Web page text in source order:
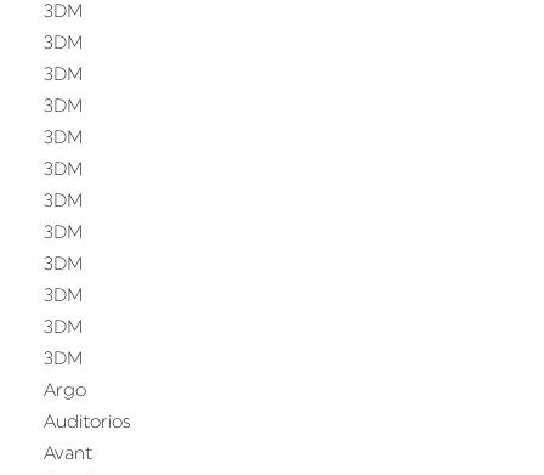
3DM
3DM
3DM
3DM
3DM
3DM
3DM
3DM
3DM
3DM
3DM
3DM
Argo
Auditorios
Avant